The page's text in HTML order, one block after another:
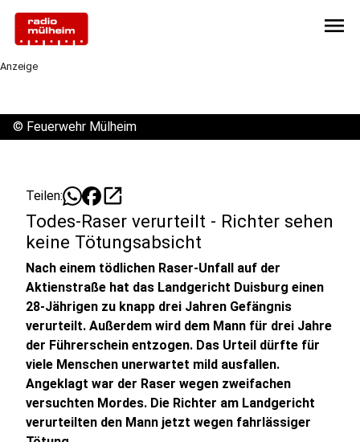
menu
Anzeige
© Feuerwehr Mülheim
Teilen: open_in_new
Todes-Raser verurteilt - Richter sehen
keine Tötungsabsicht
Nach einem tödlichen Raser-Unfall auf der
Aktienstraße hat das Landgericht Duisburg einen
28-Jährigen zu knapp drei Jahren Gefängnis
verurteilt. Außerdem wird dem Mann für drei Jahre
der Führerschein entzogen. Das Urteil dürfte für
viele Menschen unerwartet mild ausfallen.
Angeklagt war der Raser wegen zweifachen
versuchten Mordes. Die Richter am Landgericht
verurteilten den Mann jetzt wegen fahrlässiger